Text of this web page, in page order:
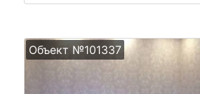
Объект №101337